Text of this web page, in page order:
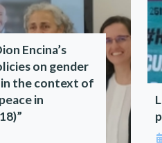
Encina’s
on gender
the context of
in